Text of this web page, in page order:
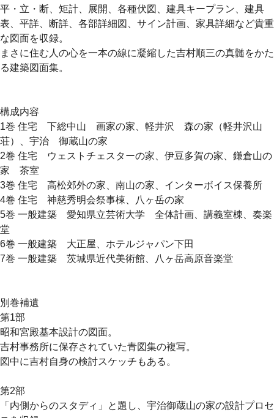
平・立・断、矩計、展開、各種伏図、建具キープラン、建具
表、平詳、断詳、各部詳細図、サイン計画、家具詳細など貴重
な図面を収録。
まさに住む人の心を一本の線に凝縮した吉村順三の真髄をかた
る建築図面集。
構成内容
1巻 住宅 下総中山 画家の家、軽井沢 森の家（軽井沢山
荘）、宇治 御蔵山の家
2巻 住宅 ウェストチェスターの家、伊豆多賀の家、鎌倉山の
家 茶室
3巻 住宅 高松郊外の家、南山の家、インターボイス保養所
4巻 住宅 神慈秀明会祭事棟、八ヶ岳の家
5巻 一般建築 愛知県立芸術大学 全体計画、講義室棟、奏楽
堂
6巻 一般建築 大正屋、ホテルジャパン下田
7巻 一般建築 茨城県近代美術館、八ヶ岳高原音楽堂
別巻補遺
第1部
昭和宮殿基本設計の図面。
吉村事務所に保存されていた青図集の複写。
図中に吉村自身の検討スケッチもある。
第2部
「内側からのスタディ」と題し、宇治御蔵山の家の設計プロセ